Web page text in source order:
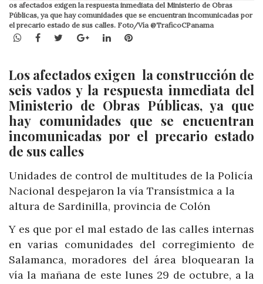
os afectados exigen la respuesta inmediata del Ministerio de Obras
Públicas, ya que hay comunidades que se encuentran incomunicadas por
el precario estado de sus calles. Foto/Vía @TraficoCPanama
WhatsApp
Facebook
TwitterGoogle+LinkedInPinterest
Los afectados exigen la construcción de
seis vados y la respuesta inmediata del
Ministerio de Obras Públicas, ya que
hay comunidades que se encuentran
incomunicadas por el precario estado
de sus calles
Unidades de control de multitudes de la Policía
Nacional despejaron la vía Transístmica a la
altura de Sardinilla, provincia de Colón
Y es que por el mal estado de las calles internas
en varias comunidades del corregimiento de
Salamanca, moradores del área bloquearan la
vía la mañana de este lunes 29 de octubre, a la